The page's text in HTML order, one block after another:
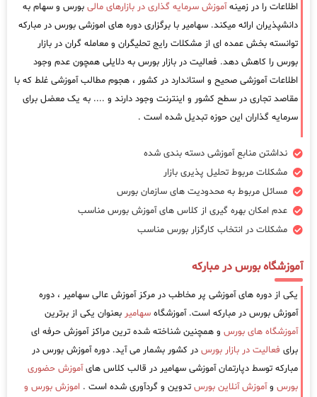
اطلاعات را در زمینهآموزش سرمایه گذاری در بازارهای مالی بورس و سهام به
دانشپذیران ارائه میکند. سهامیر با برگزاری دوره های اموزشی بورس در مبارکه
توانسته بخش عمده ای از مشکلات رایج تحلیگران و معامله گران در بازار
بورس را کاهش دهد. فعالیت در بازار بورس به دلایلی همچون عدم وجود
اطلاعات آموزشی صحیح و استاندارد در کشور ، هجوم مطالب آموزشی غلط که با
مقاصد تجاری در سطح کشور و اینترنت وجود دارند و .... به یک معضل برای
سرمایه گذاران این حوزه تبدیل شده است .
نداشتن منابع آموزشی دسته بندی شده
مشکلات مربوط تحلیل پذیری بازار
مسائل مربوط به محدودیت های سازمان بورس
عدم امکان بهره گیری از کلاس های آموزش بورس مناسب
مشکلات در انتخاب کارگزار بورس مناسب
آموزشگاه بورس در مبارکه
یکی از دوره های آموزشی پر مخاطب در مرکز آموزش عالی سهامیر ، دوره
آموزش بورس در مبارکه است. آموزشگاه سهامیر بعنوان یکی از برترین
آموزشگاه های بورس و همچنین شناخته شده ترین مراکز آموزش حرفه ای
برای فعالیت در بازار بورس در کشور بشمار می آید. دوره آموزش بورس در
مبارکه توسط دپارتمان آموزشی سهامیر در قالب کلاس هایآموزش حضوری
بورس وآموزش آنلاین بورس تدوین و گردآوری شده است . اموزش بورس و